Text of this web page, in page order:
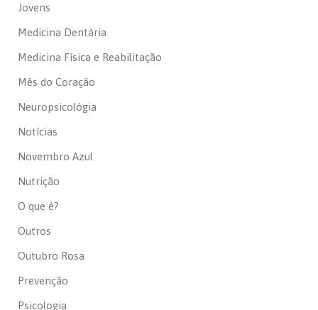
Jovens
Medicina Dentária
Medicina Física e Reabilitação
Mês do Coração
Neuropsicológia
Notícias
Novembro Azul
Nutrição
O que é?
Outros
Outubro Rosa
Prevenção
Psicologia